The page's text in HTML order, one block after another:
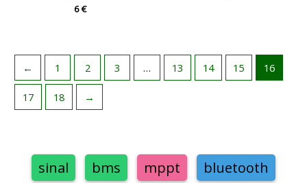
sinal bms mppt
bluetooth
6€
← 1 2 3 … 13 14 15 16
17 18 →